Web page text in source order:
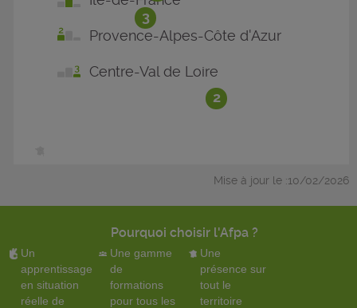
3
2
Provence-Alpes-Côte d'Azur
Centre-Val de Loire
Mise à jour le :10/02/2026
Pourquoi choisir l'Afpa ?
Un
apprentissage
en situation
réelle de
Une gamme
de
formations
pour tous les
Une
présence sur
tout le
territoire